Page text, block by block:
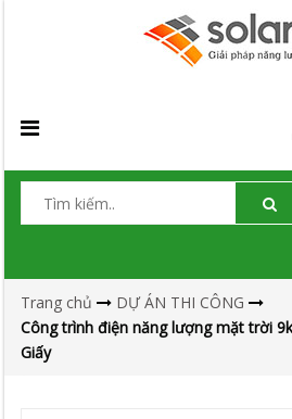
Trang chủ
DỰ ÁN THI CÔNG
Công trình điện năng lượng mặt trời
Giấy